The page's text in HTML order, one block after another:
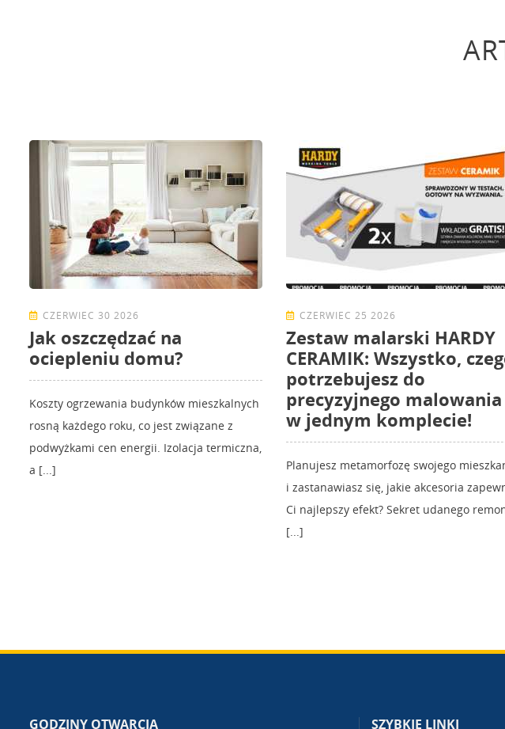
CZERWIEC 30 2026
Jak oszczędzać na
ociepleniu domu?
Koszty ogrzewania budynków mieszkalnych
rosną każdego roku, co jest związane z
podwyżkami cen energii. Izolacja termiczna,
a [...]
CZERWIEC 25 2026
Zestaw malarski HARDY
CERAMIK: Wszystko,
potrzebujesz do
precyzyjnego malowania
w jednym komplecie!
Planujesz metamorfozę swojego
i zastanawiasz się, jakie akcesoria
Ci najlepszy efekt? Sekret udanego
[...]
GODZINY OTWARCIA SZYBKIE LINKI